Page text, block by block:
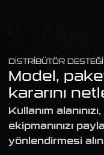
DISTRIBÜTÖR DESTEĞI
Model,
kararını
Kullanım
ekipmanınızı
yönlendirmesi